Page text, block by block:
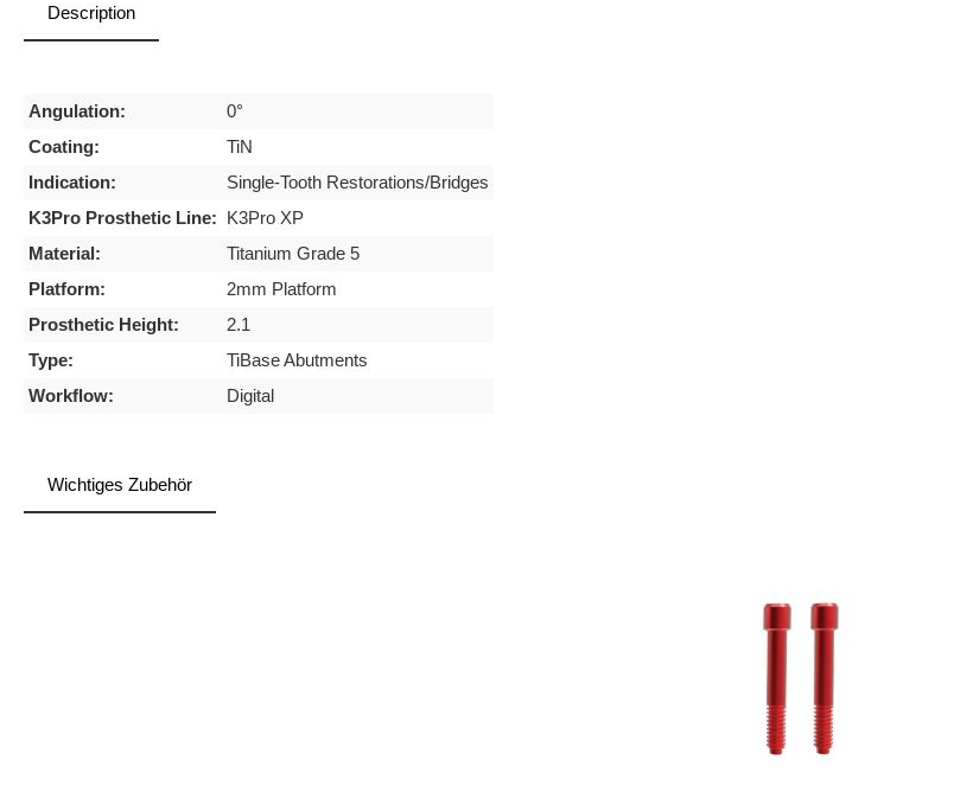
Description
Angulation:
0°
Coating:
TiN
Indication:
Single-Tooth Restorations/Bridges
K3Pro Prosthetic Line: K3Pro XP
Material:
Titanium Grade 5
Platform:
2mm Platform
Prosthetic Height:
2.1
Type:
TiBase Abutments
Workflow:
Digital
Wichtiges Zubehör